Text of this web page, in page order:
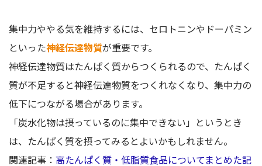
集中力ややる気を維持するには、セロトニンやドーパミン
といった神経伝達物質が重要です。
神経伝達物質はたんぱく質からつくられるので、たんぱく
質が不足すると神経伝達物質をつくれなくなり、集中力の
低下につながる場合があります。
「炭水化物は摂っているのに集中できない」というとき
は、たんぱく質を摂ってみるとよいかもしれません。
関連記事： 高たんぱく質・低脂質食品についてまとめた記